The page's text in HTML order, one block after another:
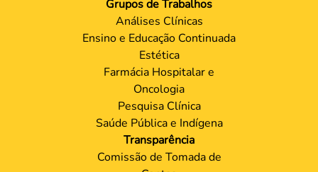
Grupos de Trabalhos
Análises Clínicas
Ensino e Educação Continuada
Estética
Farmácia Hospitalar e
Oncologia
Pesquisa Clínica
Saúde Pública e Indígena
Transparência
Comissão de Tomada de